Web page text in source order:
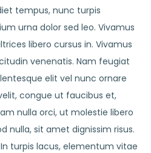
tempus, nunc turpis
urna dolor sed leo. Vivamus
libero cursus in. Vivamus
venenatis. Nam feugiat
elit vel nunc ornare
congue ut faucibus et,
nulla orci, ut molestie libero
nulla, sit amet dignissim risus.
turpis lacus, elementum vitae